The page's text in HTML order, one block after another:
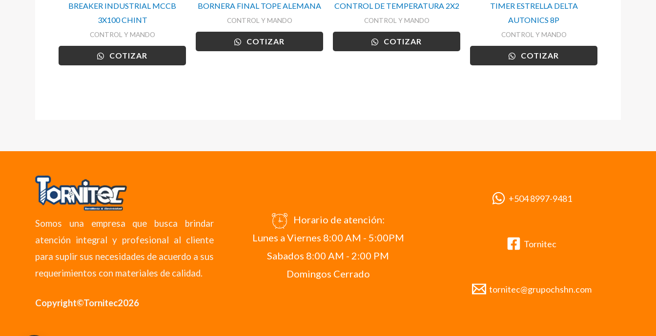
BREAKER INDUSTRIAL MCCB
3X100 CHINT
CONTROL Y MANDO
COTIZAR
BORNERA FINAL TOPE ALEMANA
CONTROL Y MANDO
COTIZAR
CONTROL DE TEMPERATURA 2X2
CONTROL Y MANDO
COTIZAR
TIMER ESTRELLA DELTA
AUTONICS 8P
CONTROL Y MANDO
COTIZAR
Somos una empresa que busca brindar
atención integral y profesional al cliente
para suplir sus necesidades de acuerdo a sus
requerimientos con materiales de calidad.
Copyright©Tornitec2026
Horario de atención:
Lunes a Viernes 8:00 AM - 5:00PM
Sabados 8:00 AM - 2:00 PM
Domingos Cerrado
+504 8997-9481
Tornitec
tornitec@grupochshn.com